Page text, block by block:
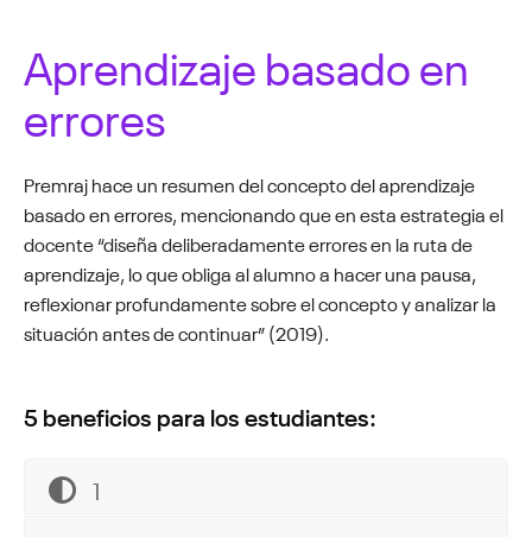
Aprendizaje basado en
errores
Premraj hace un resumen del concepto del aprendizaje
basado en errores, mencionando que en esta estrategia el
docente “diseña deliberadamente errores en la ruta de
aprendizaje, lo que obliga al alumno a hacer una pausa,
reflexionar profundamente sobre el concepto y analizar la
situación antes de continuar” (2019).
5 beneficios para los estudiantes:
1